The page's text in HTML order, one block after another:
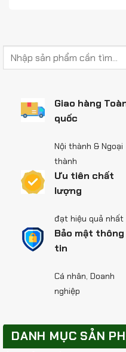
Giao hàng
quốc
Nội thành & Ngoại
thành
Ưu tiên chất
lượng
đạt hiệu quả nhất
Bảo mật thông
tin
Cá nhân, Doanh
nghiệp
DANH MỤC SẢN